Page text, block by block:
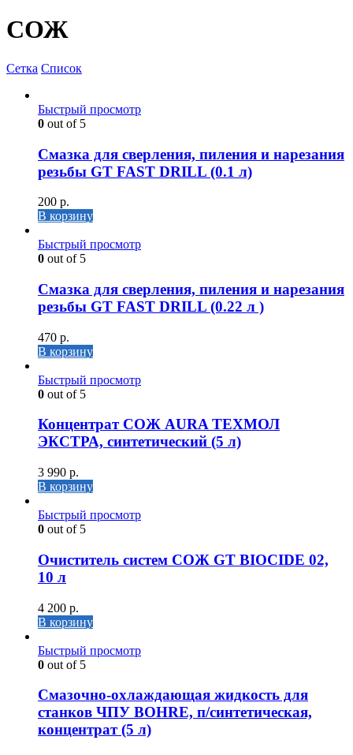
СОЖ
Сетка Список
Быстрый просмотр
0 out of 5
Смазка для сверления, пиления и нарезания
резьбы GT FAST DRILL (0.1 л)
200 р.
В корзину
Быстрый просмотр
0 out of 5
Смазка для сверления, пиления и нарезания
резьбы GT FAST DRILL (0.22 л )
470 р.
В корзину
Быстрый просмотр
0 out of 5
Концентрат СОЖ AURA ТЕХМОЛ
ЭКСТРА, синтетический (5 л)
3 990 р.
В корзину
Быстрый просмотр
0 out of 5
Очиститель систем СОЖ GT BIOCIDE 02,
10 л
4 200 р.
В корзину
Быстрый просмотр
0 out of 5
Cмазочно-охлаждающая жидкость для
станков ЧПУ BOHRE, п/синтетическая,
концентрат (5 л)